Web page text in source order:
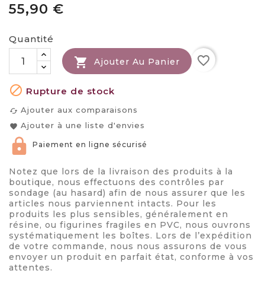
55,90 €
Quantité
 Ajouter Au Panier favorite_border
 Rupture de stock
cached Ajouter aux comparaisons
favorite Ajouter à une liste d'envies
Paiement en ligne sécurisé
Notez que lors de la livraison des produits à la
boutique, nous effectuons des contrôles par
sondage (au hasard) afin de nous assurer que les
articles nous parviennent intacts. Pour les
produits les plus sensibles, généralement en
résine, ou figurines fragiles en PVC, nous ouvrons
systématiquement les boîtes. Lors de l’expédition
de votre commande, nous nous assurons de vous
envoyer un produit en parfait état, conforme à vos
attentes.